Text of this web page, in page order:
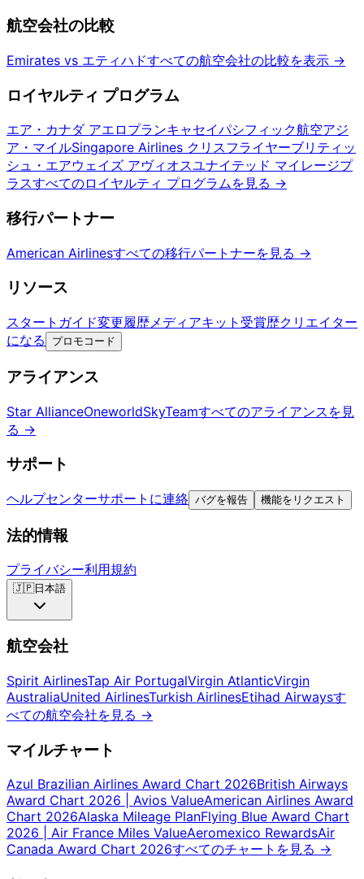
航空会社の比較
Emirates vs エティハドすべての航空会社の比較を表示 →
ロイヤルティ プログラム
エア・カナダ アエロプランキャセイパシフィック航空アジ
ア・マイルSingapore Airlines クリスフライヤーブリティッ
シュ・エアウェイズ アヴィオスユナイテッド マイレージプ
ラスすべてのロイヤルティ プログラムを見る →
移行パートナー
American Airlinesすべての移行パートナーを見る →
リソース
スタートガイド変更履歴メディアキット 受賞歴クリエイター
になる
プロモコード
アライアンス
Star AllianceOneworldSkyTeamすべてのアライアンスを見
る →
サポート
ヘルプセンターサポートに連絡 バグを報告 機能をリクエスト
法的情報
プライバシー利用規約
🇯🇵日本語
航空会社
Spirit AirlinesTap Air PortugalVirgin AtlanticVirgin
AustraliaUnited AirlinesTurkish AirlinesEtihad Airwaysす
べての航空会社を見る →
マイルチャート
Azul Brazilian Airlines Award Chart 2026British Airways
Award Chart 2026 | Avios ValueAmerican Airlines Award
Chart 2026Alaska Mileage PlanFlying Blue Award Chart
2026 | Air France Miles ValueAeromexico RewardsAir
Canada Award Chart 2026すべてのチャートを見る →